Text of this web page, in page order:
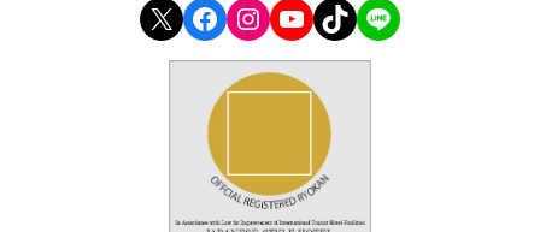
X Facebook Instagram YouTube TikTok LINE